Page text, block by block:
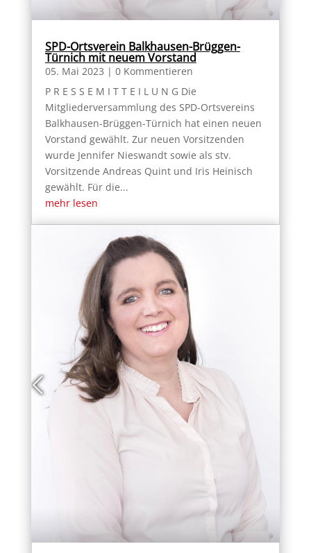
SPD-Ortsverein Balkhausen-Brüggen-
Türnich mit neuem Vorstand
05. Mai 2023 | 0 Kommentieren
P R E S S E M I T T E I L U N G Die
Mitgliederversammlung des SPD-Ortsvereins
Balkhausen-Brüggen-Türnich hat einen neuen
Vorstand gewählt. Zur neuen Vorsitzenden
wurde Jennifer Nieswandt sowie als stv.
Vorsitzende Andreas Quint und Iris Heinisch
gewählt. Für die...
mehr lesen